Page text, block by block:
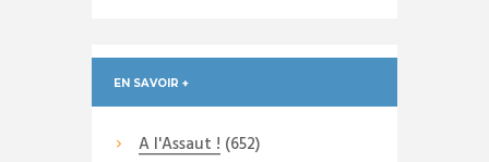
EN SAVOIR +
A l'Assaut ! (652)